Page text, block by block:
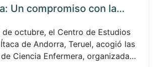
Un compromiso con la
de octubre, el Centro de Estudios
de Andorra, Teruel, acogió las
Ciencia Enfermera, organizadas